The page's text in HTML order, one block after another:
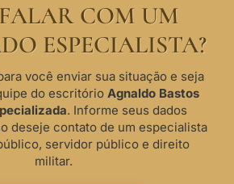
COM UM
ESPECIALISTA?
você enviar sua situação e seja
do escritório Agnaldo Bastos
. Informe seus dados
deseje contato de um especialista
servidor público e direito
militar.